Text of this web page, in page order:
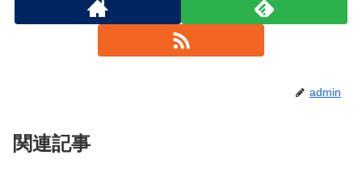
admin
関連記事